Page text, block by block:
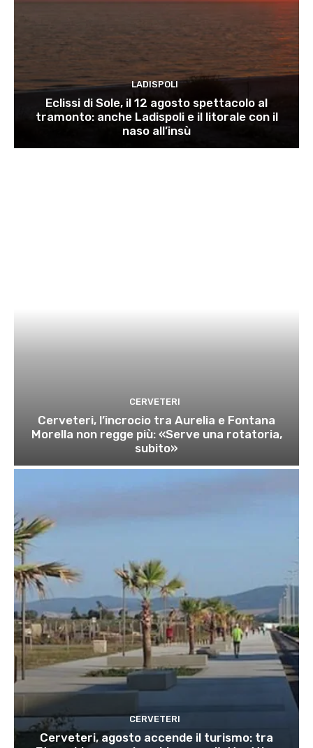
LADISPOLI
Eclissi di Sole, il 12 agosto spettacolo al
tramonto: anche Ladispoli e il litorale con il
naso all’insù
CERVETERI
Cerveteri, l’incrocio tra Aurelia e Fontana
Morella non regge più: «Serve una rotatoria,
subito»
CERVETERI
Cerveteri, agosto accende il turismo: tra